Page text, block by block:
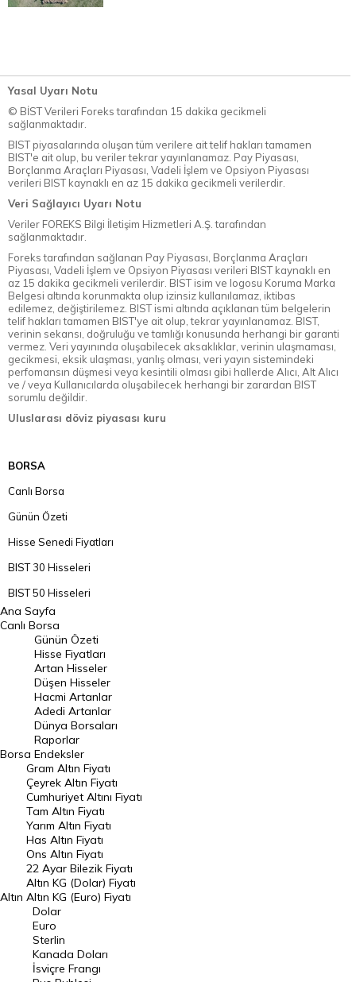
Yasal Uyarı Notu
© BİST Verileri Foreks tarafından 15 dakika gecikmeli
sağlanmaktadır.
BIST piyasalarında oluşan tüm verilere ait telif hakları tamamen
BIST'e ait olup, bu veriler tekrar yayınlanamaz. Pay Piyasası,
Borçlanma Araçları Piyasası, Vadeli İşlem ve Opsiyon Piyasası
verileri BIST kaynaklı en az 15 dakika gecikmeli verilerdir.
Veri Sağlayıcı Uyarı Notu
Veriler FOREKS Bilgi İletişim Hizmetleri A.Ş. tarafından
sağlanmaktadır.
Foreks tarafından sağlanan Pay Piyasası, Borçlanma Araçları
Piyasası, Vadeli İşlem ve Opsiyon Piyasası verileri BIST kaynaklı en
az 15 dakika gecikmeli verilerdir. BIST isim ve logosu Koruma Marka
Belgesi altında korunmakta olup izinsiz kullanılamaz, iktibas
edilemez, değiştirilemez. BIST ismi altında açıklanan tüm belgelerin
telif hakları tamamen BIST'ye ait olup, tekrar yayınlanamaz. BIST,
verinin sekansı, doğruluğu ve tamlığı konusunda herhangi bir garanti
vermez. Veri yayınında oluşabilecek aksaklıklar, verinin ulaşmaması,
gecikmesi, eksik ulaşması, yanlış olması, veri yayın sistemindeki
perfomansın düşmesi veya kesintili olması gibi hallerde Alıcı, Alt Alıcı
ve / veya Kullanıcılarda oluşabilecek herhangi bir zarardan BIST
sorumlu değildir.
Uluslarası döviz piyasası kuru
BORSA
Canlı Borsa
Günün Özeti
Hisse Senedi Fiyatları
BIST 30 Hisseleri
BIST 50 Hisseleri
BIST 100 Hisseleri
En Çok Artan Hisseler
En Çok Düşen Hisseler
Hacmi Artanlar
Geçmiş Kapanışlar
Dünya Borsaları
Raporlar
Endeksler
DÖVİZ
Döviz Kuru
Dolar Kuru
Euro Kuru
Pound Kuru
Frank Kuru
Ana Sayfa
Canlı Borsa
Borsa
Günün Özeti
Hisse Fiyatları
Artan Hisseler
Düşen Hisseler
Hacmi Artanlar
Adedi Artanlar
Dünya Borsaları
Raporlar
Endeksler
Altın
Gram Altın Fiyatı
Çeyrek Altın Fiyatı
Cumhuriyet Altını Fiyatı
Tam Altın Fiyatı
Yarım Altın Fiyatı
Has Altın Fiyatı
Ons Altın Fiyatı
22 Ayar Bilezik Fiyatı
Altın KG (Dolar) Fiyatı
Altın KG (Euro) Fiyatı
Dolar
Euro
Sterlin
Kanada Doları
İsviçre Frangı